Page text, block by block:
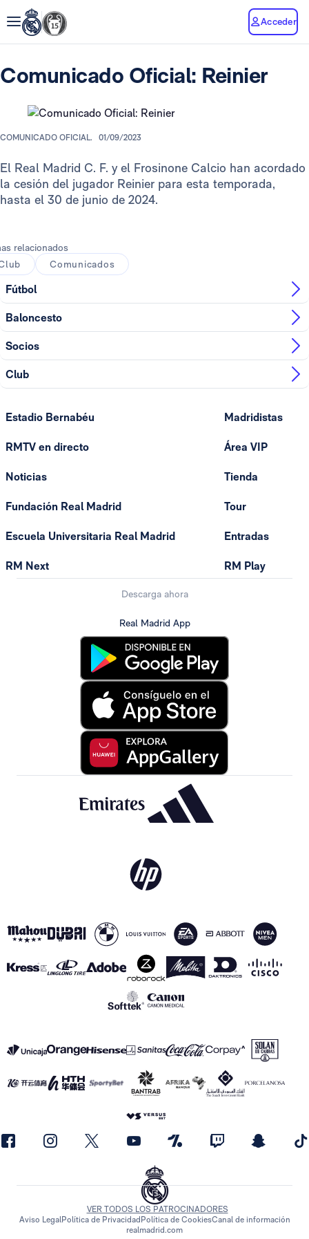
Acceder
Comunicado Oficial: Reinier
COMUNICADO OFICIAL. 01/09/2023
El Real Madrid C. F. y el Frosinone Calcio han acordado
la cesión del jugador Reinier para esta temporada,
hasta el 30 de junio de 2024.
relacionados
Comunicados
Fútbol
Baloncesto
Socios
Club
Estadio Bernabéu
RMTV en directo
Noticias
Fundación Real Madrid
Escuela Universitaria Real Madrid
RM Next
Madridistas
Área VIP
Tienda
Tour
Entradas
RM Play
Descarga ahora
Real Madrid App
VER TODOS LOS PATROCINADORES
Aviso LegalPolítica de Privacidad Política de CookiesCanal de información
realmadrid.com